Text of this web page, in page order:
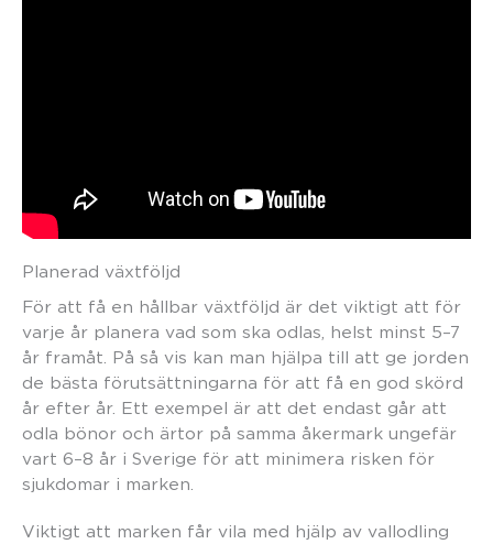
Planerad växtföljd
För att få en hållbar växtföljd är det viktigt att för
varje år planera vad som ska odlas, helst minst 5–7
år framåt. På så vis kan man hjälpa till att ge jorden
de bästa förutsättningarna för att få en god skörd
år efter år. Ett exempel är att det endast går att
odla bönor och ärtor på samma åkermark ungefär
vart 6–8 år i Sverige för att minimera risken för
sjukdomar i marken.
Viktigt att marken får vila med hjälp av vallodling